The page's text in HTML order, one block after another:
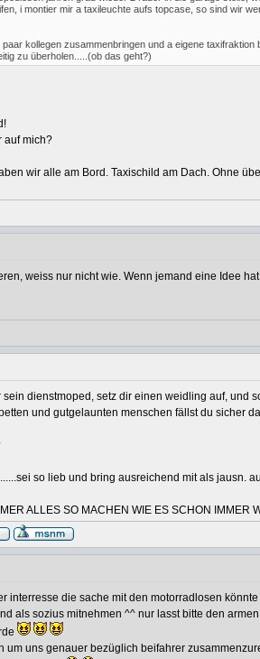
i montier mir a taxileuchte aufs topcase, so sind wir
kollegen zusammenbringen und a eigene
zu überholen.....(ob das geht?)
auf mich?
wir alle am Bord. Taxischild am Dach. Ohne
weiss nur nicht wie. Wenn jemand eine Idee
dienstmoped, setz dir einen weidling auf, und
und gutgelaunten menschen fällst du sicher
so lieb und bring ausreichend mit als jausn.
ALLES SO MACHEN WIE ES SCHON IMMER
interresse die sache mit den motorradlosen
als sozius mitnehmen ^^ nur lasst bitte den
uns genauer bezüglich beifahrer